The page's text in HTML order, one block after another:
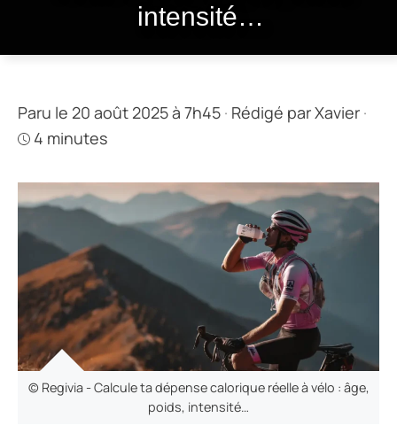
intensité…
Paru le 20 août 2025 à 7h45 · Rédigé parXavier ·
4 minutes
© Regivia - Calcule ta dépense calorique réelle à vélo : âge,
poids, intensité…